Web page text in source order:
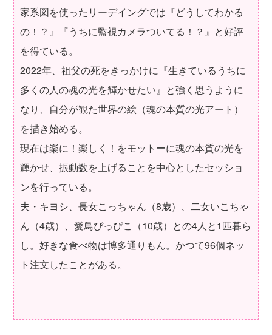
家系図を使ったリーデイングでは『どうしてわかる
の！？』『うちに監視カメラついてる！？』と好評
を得ている。
2022年、祖父の死をきっかけに『生きているうちに
多くの人の魂の光を輝かせたい』と強く思うように
なり、自分が観た世界の絵（魂の本質の光アート）
を描き始める。
現在は楽に！楽しく！をモットーに魂の本質の光を
輝かせ、振動数を上げることを中心としたセッショ
ンを行っている。
夫・キヨシ、長女こっちゃん（8歳）、二女いこちゃ
ん（4歳）、愛鳥ぴっぴこ（10歳）との4人と1匹暮ら
し。好きな食べ物は博多通りもん。かつて96個ネッ
ト注文したことがある。